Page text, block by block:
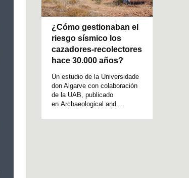
¿Cómo gestionaban el
riesgo sísmico los
cazadores-recolectores
hace 30.000 años?
Un estudio de la Universidade
don Algarve con colaboración
de la UAB, publicado
en Archaeological and...